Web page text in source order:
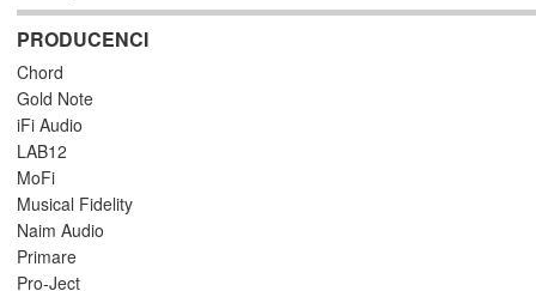
PRODUCENCI
Chord
Gold Note
iFi Audio
LAB12
MoFi
Musical Fidelity
Naim Audio
Primare
Pro-Ject